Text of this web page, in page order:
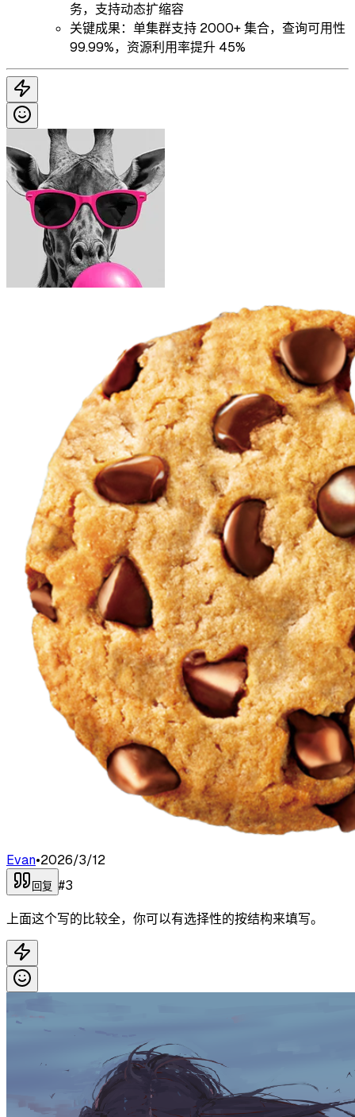
务，支持动态扩缩容
关键成果：单集群支持 2000+ 集合，查询可用性
99.99%，资源利用率提升 45%
Evan•2026/3/12
回复 #3
上面这个写的比较全，你可以有选择性的按结构来填写。